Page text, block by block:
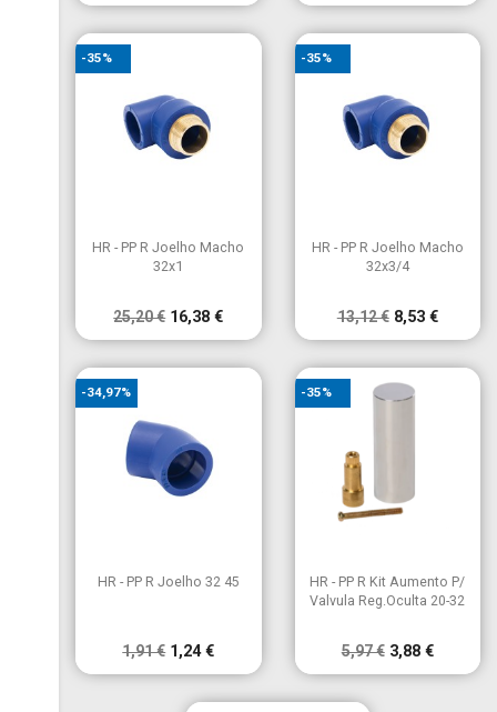
Vista rápida
HR - PP R Joelho Macho
32x1
25,20 € 16,38 €
-35%
Vista rápida
HR - PP R Joelho Macho
32x3/4
13,12 € 8,53 €
-35%
Vista rápida
HR - PP R Joelho 32 45
1,91 € 1,24 €
-34,97%
 Vista rápida
HR - PP R Kit Aumento P/
Valvula Reg.Oculta 20-32
5,97 € 3,88 €
-35%